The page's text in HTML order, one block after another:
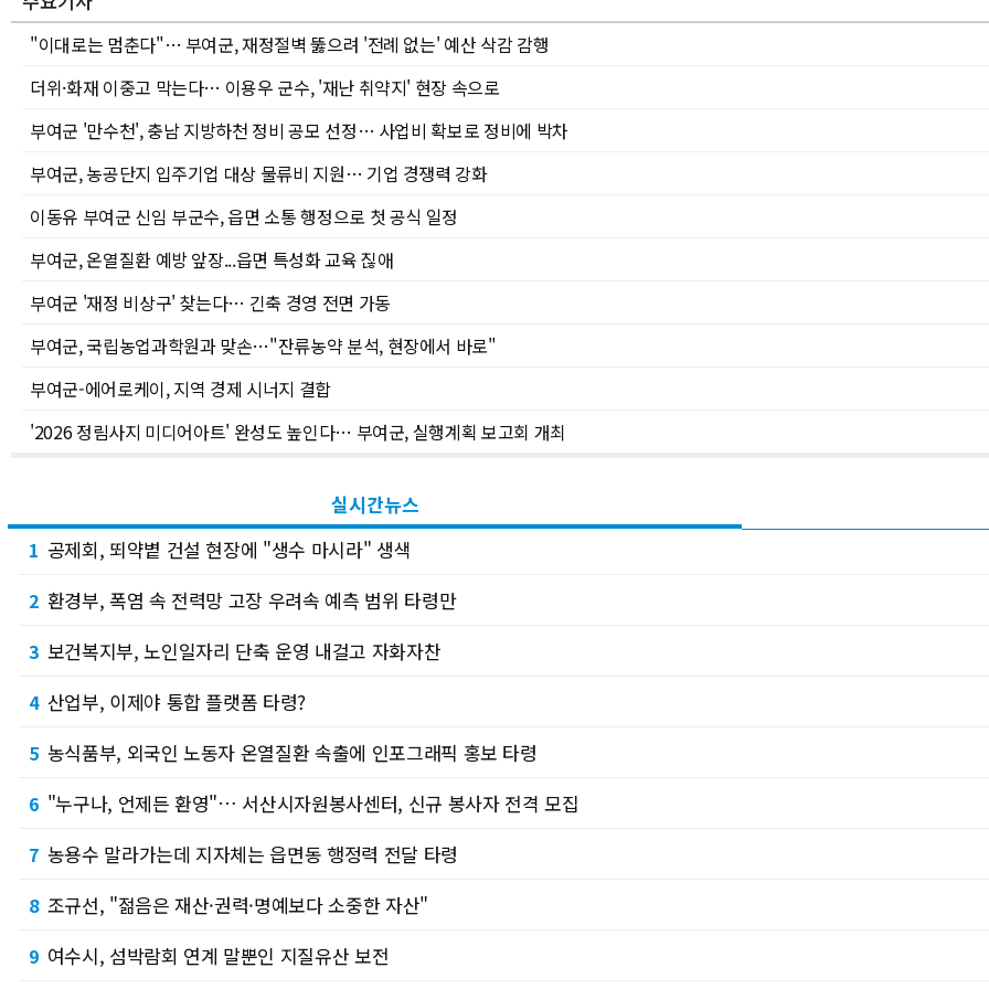
"이대로는 멈춘다"… 부여군, 재정절벽 뚫으려 '전례 없는' 예산 삭감 감행
더위·화재 이중고 막는다… 이용우 군수, '재난 취약지' 현장 속으로
부여군 '만수천', 충남 지방하천 정비 공모 선정… 사업비 확보로 정비에 박차
부여군, 농공단지 입주기업 대상 물류비 지원… 기업 경쟁력 강화
이동유 부여군 신임 부군수, 읍면 소통 행정으로 첫 공식 일정
부여군, 온열질환 예방 앞장...읍면 특성화 교육 짆애
부여군 '재정 비상구' 찾는다… 긴축 경영 전면 가동
부여군, 국립농업과학원과 맞손…"잔류농약 분석, 현장에서 바로"
부여군-에어로케이, 지역 경제 시너지 결합
'2026 정림사지 미디어아트' 완성도 높인다… 부여군, 실행계획 보고회 개최
실시간뉴스
1 공제회, 뙤약볕 건설 현장에 "생수 마시라" 생색
2 환경부, 폭염 속 전력망 고장 우려속 예측 범위 타령만
3 보건복지부, 노인일자리 단축 운영 내걸고 자화자찬
4 산업부, 이제야 통합 플랫폼 타령?
5 농식품부, 외국인 노동자 온열질환 속출에 인포그래픽 홍보 타령
6 "누구나, 언제든 환영"… 서산시자원봉사센터, 신규 봉사자 전격 모집
7 농용수 말라가는데 지자체는 읍면동 행정력 전달 타령
8 조규선, "젊음은 재산·권력·명예보다 소중한 자산"
9 여수시, 섬박람회 연계 말뿐인 지질유산 보전